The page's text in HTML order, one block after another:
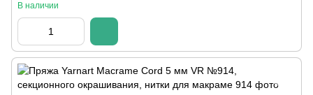
В наличии